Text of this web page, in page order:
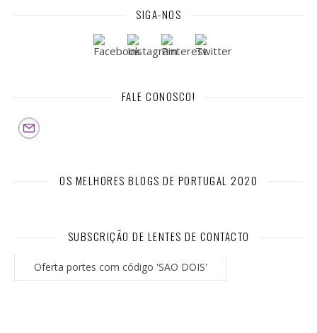
SIGA-NOS
FALE CONOSCO!
OS MELHORES BLOGS DE PORTUGAL 2020
SUBSCRIÇÃO DE LENTES DE CONTACTO
Oferta portes com código 'SAO DOIS'